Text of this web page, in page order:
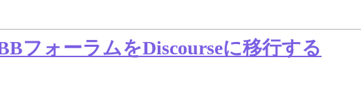
フォーラムをDiscourseに移行する